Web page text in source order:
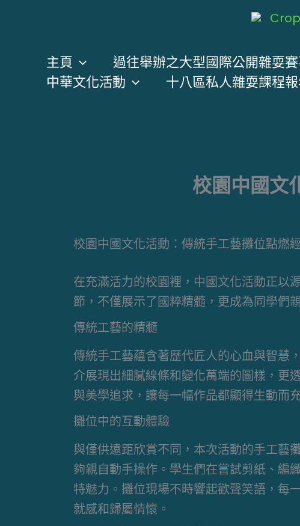
主頁 過往舉辦之大型國際公開雜耍
中華文化活動
十八區私人雜耍課程
校園中國文
校園中國文化活動：傳統手工藝攤位點燃
在充滿活力的校園裡，中國文化活動正以
節，不僅展示了國粹精髓，更成為同學們
傳統工藝的精髓
傳統手工藝蘊含著歷代匠人的心血與智慧
介展現出細膩線條和變化萬端的圖樣，更
與美學追求，讓每一幅作品都顯得生動而
攤位中的互動體驗
與僅供遠距欣賞不同，本次活動的手工藝
夠親自動手操作。學生們在嘗試剪紙、編
特魅力。攤位現場不時響起歡聲笑語，每
就感和歸屬情懷。